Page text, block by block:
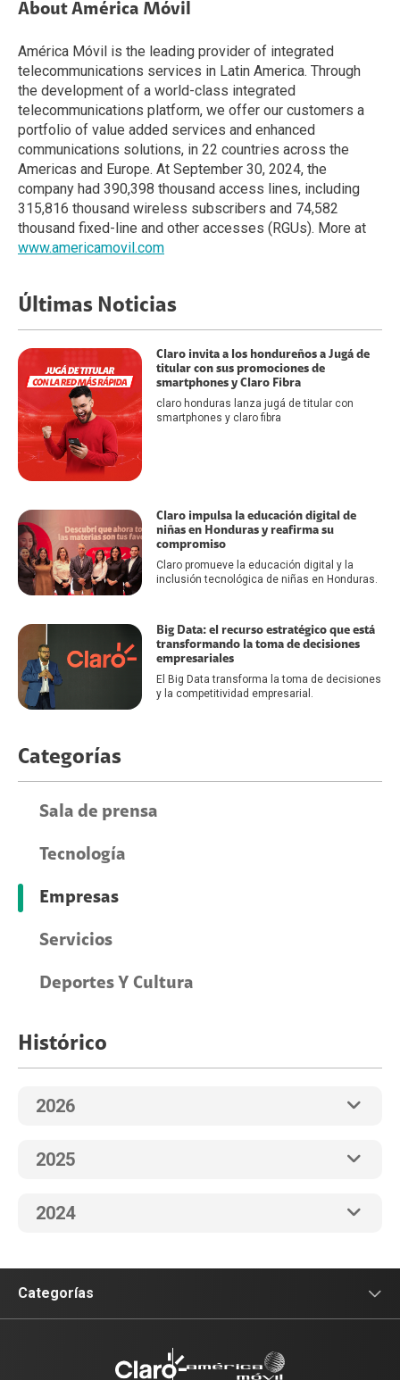
About América Móvil
América Móvil is the leading provider of integrated
telecommunications services in Latin America. Through
the development of a world-class integrated
telecommunications platform, we offer our customers a
portfolio of value added services and enhanced
communications solutions, in 22 countries across the
Americas and Europe. At September 30, 2024, the
company had 390,398 thousand access lines, including
315,816 thousand wireless subscribers and 74,582
thousand fixed-line and other accesses (RGUs). More at
www.americamovil.com
Últimas Noticias
Claro invita a los hondureños a Jugá de
titular con sus promociones de
smartphones y Claro Fibra
claro honduras lanza jugá de titular con
smartphones y claro fibra
Claro impulsa la educación digital de
niñas en Honduras y reafirma su
compromiso
Claro promueve la educación digital y la
inclusión tecnológica de niñas en Honduras.
Big Data: el recurso estratégico que está
transformando la toma de decisiones
empresariales
El Big Data transforma la toma de decisiones
y la competitividad empresarial.
Categorías
Sala de prensa
Tecnología
Empresas
Servicios
Deportes Y Cultura
Histórico
2026
2025
2024
Categorías